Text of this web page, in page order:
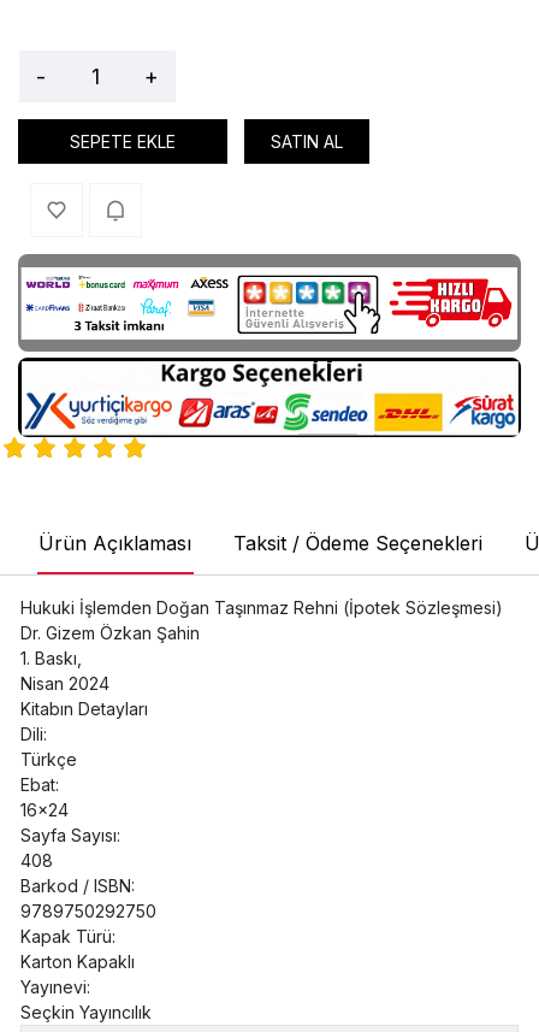
- +
SEPETE EKLE SATIN AL
Ürün Açıklaması Taksit / Ödeme Seçenekleri
Hukuki İşlemden Doğan Taşınmaz Rehni (İpotek Sözleşmesi)
Dr. Gizem Özkan Şahin
1. Baskı,
Nisan 2024
Kitabın Detayları
Dili:
Türkçe
Ebat:
16x24
Sayfa Sayısı:
408
Barkod / ISBN:
9789750292750
Kapak Türü:
Karton Kapaklı
Yayınevi:
Seçkin Yayıncılık